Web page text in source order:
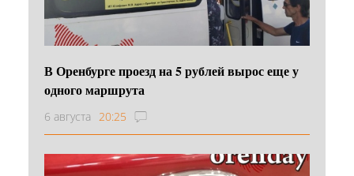
В Оренбурге проезд на 5 рублей вырос еще у
одного маршрута
6 августа 20:25